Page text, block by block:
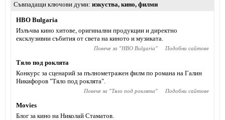
Съвпадащи ключови думи изкуства, кино, филми
HBO Bulgaria
Излъчва кино хитове, оригинални продукции и директно
ексклузивни събития от света на киното и музиката.
Повече за "HBO Bulgaria" Подобни сайтове
Тяло под роклята
Конкурс за сценарий за пълнометражен филм по романа на Галин
Никифоров "Тяло под роклята".
Повече за "Тяло под роклята" Подобни сайтове
Movies
Блог за кино на Николай Стаматов.